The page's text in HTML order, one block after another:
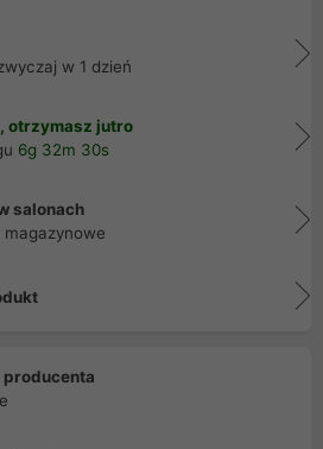
w 1 dzień
otrzymasz jutro
6g 32m 29s
salonach
producenta